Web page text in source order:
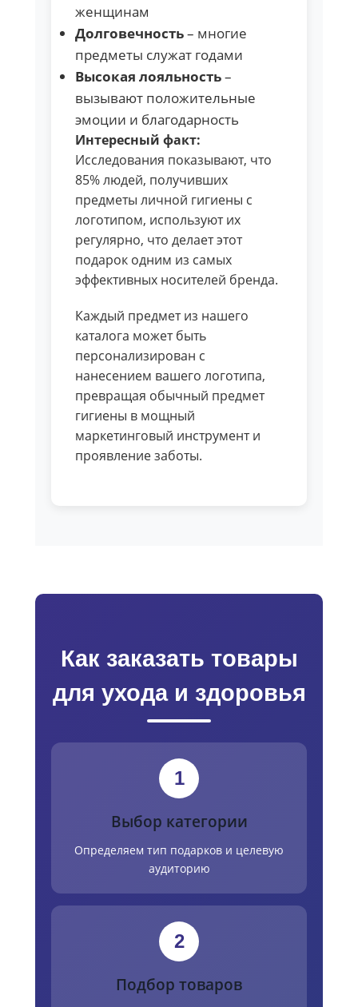
женщинам
Долговечность– многие
предметы служат годами
Высокая лояльность–
вызывают положительные
эмоции и благодарность
Интересный факт:
Исследования показывают, что
85% людей, получивших
предметы личной гигиены с
логотипом, используют их
регулярно, что делает этот
подарок одним из самых
эффективных носителей бренда.
Каждый предмет из нашего
каталога может быть
персонализирован с
нанесением вашего логотипа,
превращая обычный предмет
гигиены в мощный
маркетинговый инструмент и
проявление заботы.
Как заказать товары
для ухода и здоровья
1
Выбор категории
Определяем тип подарков и целевую
аудиторию
2
Подбор товаров